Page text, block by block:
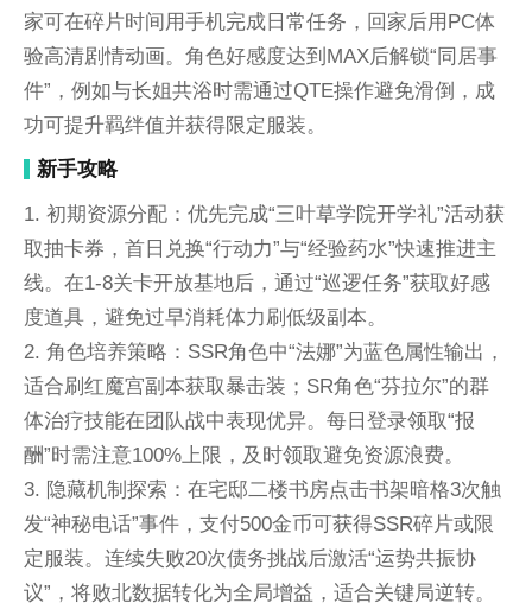
家可在碎片时间用手机完成日常任务，回家后用PC体
验高清剧情动画。角色好感度达到MAX后解锁“同居事
件”，例如与长姐共浴时需通过QTE操作避免滑倒，成
功可提升羁绊值并获得限定服装。
新手攻略
1. 初期资源分配：优先完成“三叶草学院开学礼”活动获
取抽卡券，首日兑换“行动力”与“经验药水”快速推进主
线。在1-8关卡开放基地后，通过“巡逻任务”获取好感
度道具，避免过早消耗体力刷低级副本。
2. 角色培养策略：SSR角色中“法娜”为蓝色属性输出，
适合刷红魔宫副本获取暴击装；SR角色“芬拉尔”的群
体治疗技能在团队战中表现优异。每日登录领取“报
酬”时需注意100%上限，及时领取避免资源浪费。
3. 隐藏机制探索：在宅邸二楼书房点击书架暗格3次触
发“神秘电话”事件，支付500金币可获得SSR碎片或限
定服装。连续失败20次债务挑战后激活“运势共振协
议”，将败北数据转化为全局增益，适合关键局逆转。